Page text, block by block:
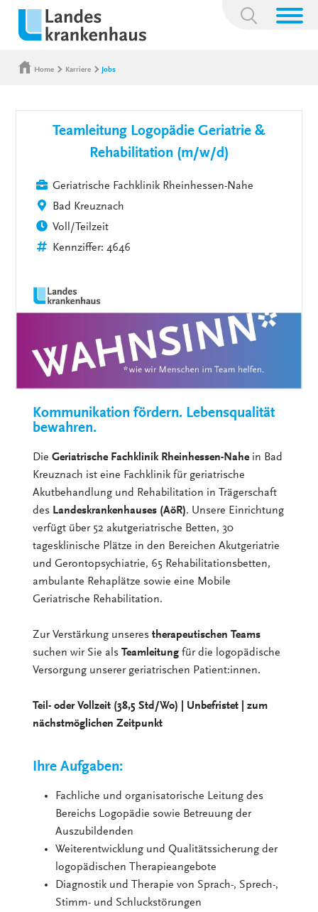
Suchbegriff:
Home Karriere Jobs
Teamleitung Logopädie Geriatrie &
Rehabilitation (m/w/d)
Geriatrische Fachklinik Rheinhessen-Nahe
Bad Kreuznach
Voll/Teilzeit
Kennziffer: 4646
Kommunikation fördern. Lebensqualität
bewahren.
DieGeriatrische Fachklinik Rheinhessen-Nahein Bad
Kreuznach ist eine Fachklinik für geriatrische
Akutbehandlung und Rehabilitation in Trägerschaft
des Landeskrankenhauses (AöR). Unsere Einrichtung
verfügt über 52 akutgeriatrische Betten, 30
tagesklinische Plätze in den Bereichen Akutgeriatrie
und Gerontopsychiatrie, 65 Rehabilitationsbetten,
ambulante Rehaplätze sowie eine Mobile
Geriatrische Rehabilitation.
Zur Verstärkung unserestherapeutischen Teams
suchen wir Sie alsTeamleitung für die logopädische
Versorgung unserer geriatrischen Patient:innen.
Teil- oder Vollzeit (38,5 Std/Wo) | Unbefristet | zum
nächstmöglichen Zeitpunkt
Ihre Aufgaben:
Fachliche und organisatorische Leitung des
Bereichs Logopädie sowie Betreuung der
Auszubildenden
Weiterentwicklung und Qualitätssicherung der
logopädischen Therapieangebote
Diagnostik und Therapie von Sprach-, Sprech-,
Stimm- und Schluckstörungen